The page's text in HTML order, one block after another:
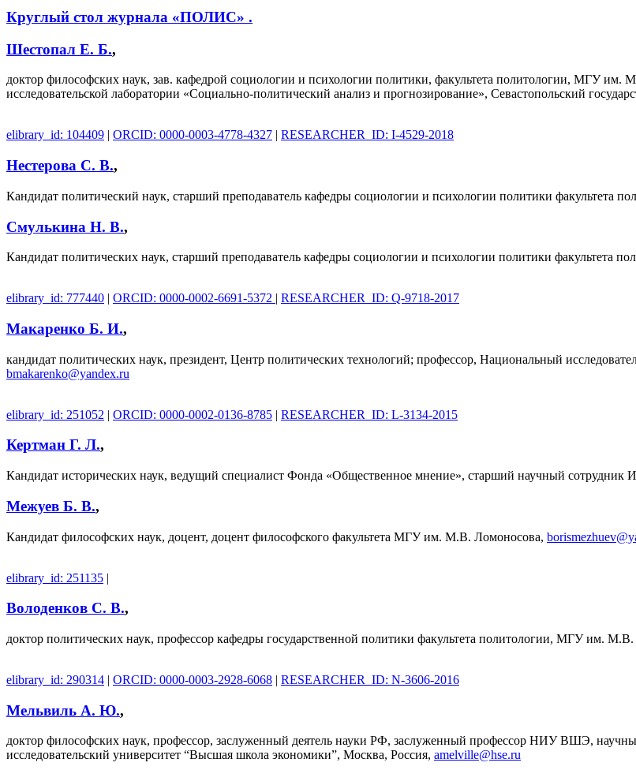
Круглый стол журнала «ПОЛИС» .
Шестопал Е. Б.,
доктор философских наук, зав. кафедрой социологии и психологии политики, факультета политологии, МГУ
исследовательской лаборатории «Социально-политический анализ и прогнозирование», Севастопольский
elibrary_id: 104409 | ORCID: 0000-0003-4778-4327 | RESEARCHER_ID: I-4529-2018
Нестерова С. В.,
Кандидат политический наук, старший преподаватель кафедры социологии и психологии политики факультета
Смулькина Н. В.,
Кандидат политических наук, старший преподаватель кафедры социологии и психологии политики
elibrary_id: 777440 | ORCID: 0000-0002-6691-5372 | RESEARCHER_ID: Q-9718-2017
Макаренко Б. И.,
кандидат политических наук, президент, Центр политических технологий; профессор, Национальный
bmakarenko@yandex.ru
elibrary_id: 251052 | ORCID: 0000-0002-0136-8785 | RESEARCHER_ID: L-3134-2015
Кертман Г. Л.,
Кандидат исторических наук, ведущий специалист Фонда «Общественное мнение», старший научный
Межуев Б. В.,
Кандидат философских наук, доцент, доцент философского факультета МГУ им. М.В. Ломоносова,
elibrary_id: 251135 |
Володенков С. В.,
доктор политических наук, профессор кафедры государственной политики факультета политологии, МГУ им.
elibrary_id: 290314 | ORCID: 0000-0003-2928-6068 | RESEARCHER_ID: N-3606-2016
Мельвиль А. Ю.,
доктор философских наук, профессор, заслуженный деятель науки РФ, заслуженный профессор НИУ ВШЭ,
исследовательский университет “Высшая школа экономики”, Москва, Россия, amelville@hse.ru